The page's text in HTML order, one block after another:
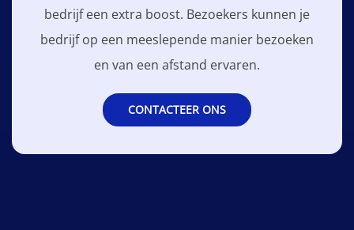
bedrijf een extra boost. Bezoekers kunnen je
bedrijf op een meeslepende manier bezoeken
en van een afstand ervaren.
CONTACTEER ONS